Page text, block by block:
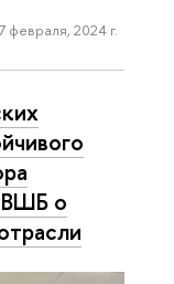
февраля, 2024 г.
ВШБ о